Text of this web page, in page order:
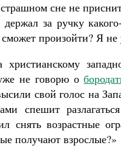
сне не
за ручку
сможет произойти? Я не
христианскому
уже не говорю о
свой голос на
спешит
снять возрастные
получают взрослые?»